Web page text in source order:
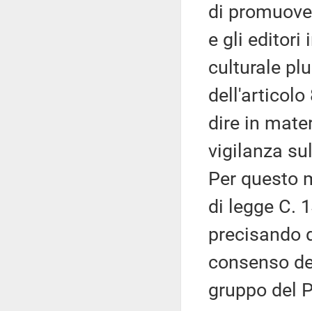
di
e gli editori
culturale
dell'articolo
dire in
vigilanza
Per questo
di legge C.
precisando
consenso
gruppo del